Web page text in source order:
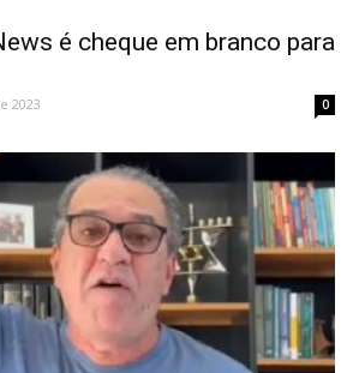
é cheque em branco para
2023 0